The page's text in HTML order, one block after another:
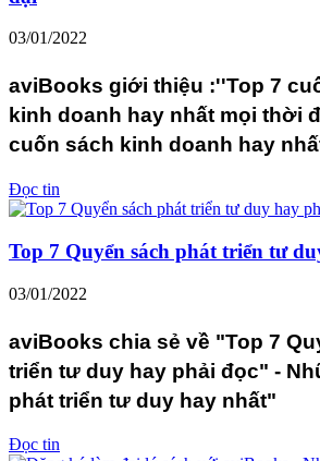
03/01/2022
aviBooks giới thiệu :''Top 7
kinh doanh hay nhất mọi thời
cuốn sách kinh doanh hay
Đọc tin
Top 7 Quyển sách phát triển tư
03/01/2022
aviBooks chia sẻ về "Top 7
triển tư duy hay phải đọc" -
phát triển tư duy hay nhất"
Đọc tin